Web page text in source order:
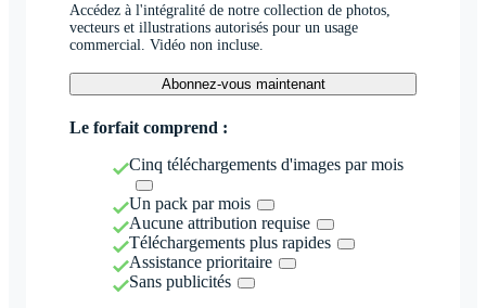
Accédez à l'intégralité de notre collection de photos,
vecteurs et illustrations autorisés pour un usage
commercial. Vidéo non incluse.
Abonnez-vous maintenant
Le forfait comprend :
Cinq téléchargements d'images par mois
Un pack par mois
Aucune attribution requise
Téléchargements plus rapides
Assistance prioritaire
Sans publicités